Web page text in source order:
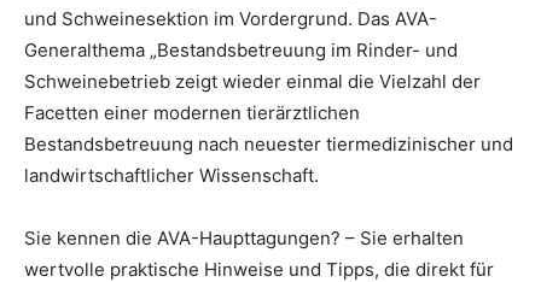
und Schweinesektion im Vordergrund. Das AVA-
Generalthema „Bestandsbetreuung im Rinder- und
Schweinebetrieb zeigt wieder einmal die Vielzahl der
Facetten einer modernen tierärztlichen
Bestandsbetreuung nach neuester tiermedizinischer und
landwirtschaftlicher Wissenschaft.
Sie kennen die AVA-Haupttagungen? – Sie erhalten
wertvolle praktische Hinweise und Tipps, die direkt für